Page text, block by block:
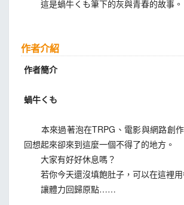
這是蝸牛くも筆下的灰與青春的故事。
作者介紹
作者簡介
蝸牛くも
本來過著泡在TRPG、電影與網路創
回想起來卻來到這麼一個不得了的地方。
大家有好好休息嗎？
若你今天還沒填飽肚子，可以在這裡用
讓體力回歸原點……